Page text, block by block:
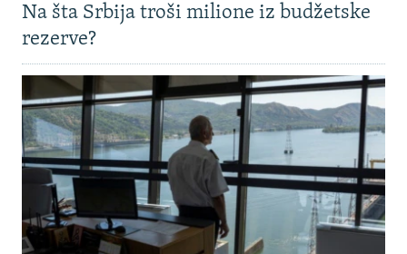
Na šta Srbija troši milione iz budžetske
rezerve?